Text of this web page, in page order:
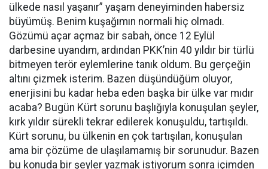
ülkede nasıl yaşanır” yaşam deneyiminden habersiz
büyümüş. Benim kuşağımın normali hiç olmadı.
Gözümü açar açmaz bir sabah, önce 12 Eylül
darbesine uyandım, ardından PKK’nin 40 yıldır bir türlü
bitmeyen terör eylemlerine tanık oldum. Bu gerçeğin
altını çizmek isterim. Bazen düşündüğüm oluyor,
enerjisini bu kadar heba eden başka bir ülke var mıdır
acaba? Bugün Kürt sorunu başlığıyla konuşulan şeyler,
kırk yıldır sürekli tekrar edilerek konuşuldu, tartışıldı.
Kürt sorunu, bu ülkenin en çok tartışılan, konuşulan
ama bir çözüme de ulaşılamamış bir sorunudur. Bazen
bu konuda bir şeyler yazmak istiyorum sonra içimden